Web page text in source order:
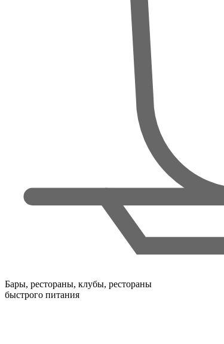
Бары, рестораны, клубы, рестораны
быстрого питания